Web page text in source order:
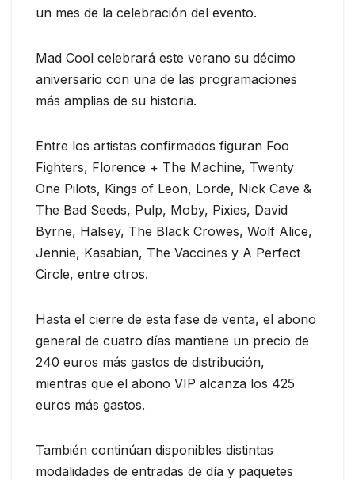
un mes de la celebración del evento.
Mad Cool celebrará este verano su décimo
aniversario con una de las programaciones
más amplias de su historia.
Entre los artistas confirmados figuran Foo
Fighters, Florence + The Machine, Twenty
One Pilots, Kings of Leon, Lorde, Nick Cave &
The Bad Seeds, Pulp, Moby, Pixies, David
Byrne, Halsey, The Black Crowes, Wolf Alice,
Jennie, Kasabian, The Vaccines y A Perfect
Circle, entre otros.
Hasta el cierre de esta fase de venta, el abono
general de cuatro días mantiene un precio de
240 euros más gastos de distribución,
mientras que el abono VIP alcanza los 425
euros más gastos.
También continúan disponibles distintas
modalidades de entradas de día y paquetes